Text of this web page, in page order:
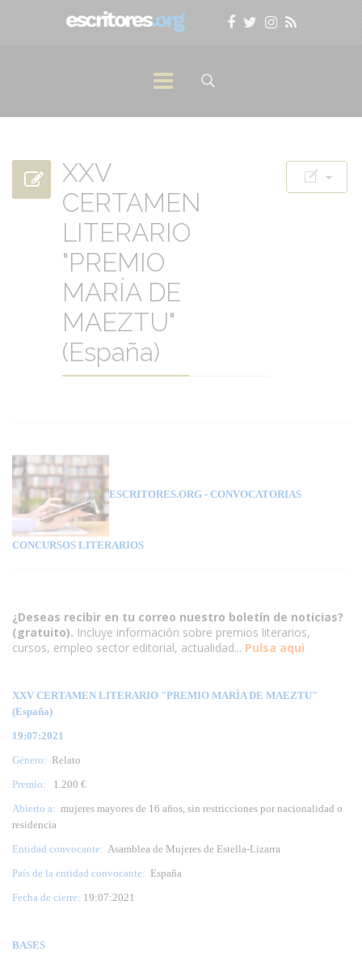
XXV
CERTAMEN
LITERARIO
"PREMIO
MARÍA DE
MAEZTU"
(España)
ESCRITORES.ORG - CONVOCATORIAS
CONCURSOS LITERARIOS
¿Deseas recibir en tu correo nuestro boletín de noticias?
(gratuito). Incluye información sobre premios literarios,
cursos, empleo sector editorial, actualidad... Pulsa aqui
XXV CERTAMEN LITERARIO "PREMIO MARÍA DE MAEZTU"
(España)
19:07:2021
Género: Relato
Premio:
1.200 €
Abierto a: mujeres mayores de 16 años, sin restricciones por nacionalidad o
residencia
Entidad convocante: Asamblea de Mujeres de Estella-Lizarra
País de la entidad convocante: España
Fecha de cierre: 19:07:2021
BASES